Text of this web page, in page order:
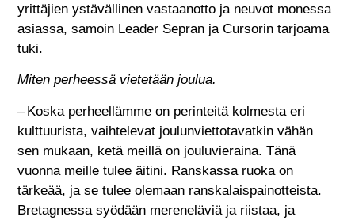
yrittäjien ystävällinen vastaanotto ja neuvot monessa
asiassa, samoin Leader Sepran ja Cursorin tarjoama
tuki.
Miten perheessä vietetään joulua.
– Koska perheellämme on perinteitä kolmesta eri
kulttuurista, vaihtelevat joulunviettotavatkin vähän
sen mukaan, ketä meillä on jouluvieraina. Tänä
vuonna meille tulee äitini. Ranskassa ruoka on
tärkeää, ja se tulee olemaan ranskalaispainotteista.
Bretagnessa syödään mereneläviä ja riistaa, ja